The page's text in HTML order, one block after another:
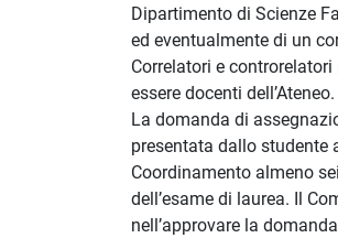
Dipartimento di Scienze
ed eventualmente di un
Correlatori e
essere docenti dell’Ateneo.
La domanda di
presentata dallo studente
Coordinamento almeno
dell’esame di laurea. Il
nell’approvare la